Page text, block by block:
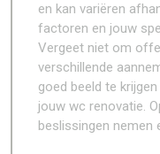
en kan variëren
factoren en jouw
Vergeet niet om
verschillende
goed beeld te
jouw wc renovatie.
beslissingen nemen